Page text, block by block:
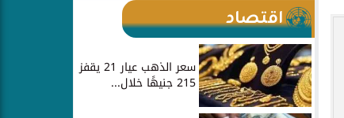
اقتصاد
سعر الذهب عيار 21 يقفز
215 جنيهًا خلال...